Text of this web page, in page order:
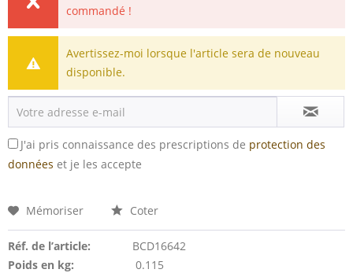
commandé !
Avertissez-moi lorsque l'article sera de nouveau
disponible.
J'ai pris connaissance des prescriptions de protection des
données et je les accepte
Mémoriser Coter
Réf. de l’article:
BCD16642
Poids en kg:
0.115